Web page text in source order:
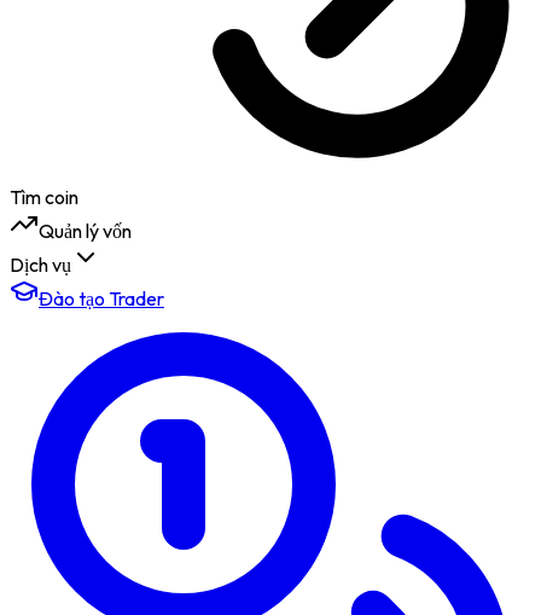
Tìm coin
Quản lý vốn
Dịch vụ
Đào tạo Trader